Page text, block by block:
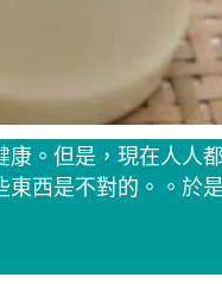
。但是，現在人人
西是不對的。。於